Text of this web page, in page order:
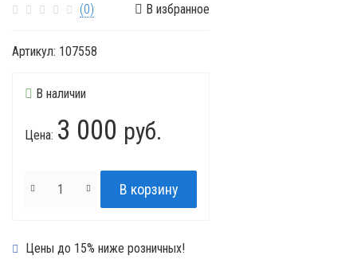
(0) В избранное
Артикул: 107558
В наличии
Цена: 3 000 руб.
Цены до 15% ниже розничных!